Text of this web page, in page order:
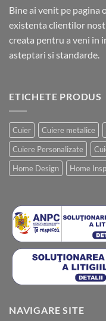
Bine ai venit pe pagina
existenta clientilor
creata pentru a veni in
asteptari si standarde.
ETICHETE PRODUS
Cuier Cuiere metalice
Cuiere Personalizate
Home Design
Home
NAVIGARE SITE